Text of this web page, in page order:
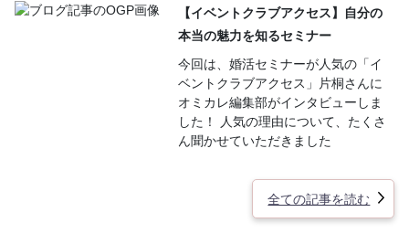
【イベントクラブアクセス】自分の
本当の魅力を知るセミナー
今回は、婚活セミナーが人気の「イ
ベントクラブアクセス」片桐さんに
オミカレ編集部がインタビューしま
した！ 人気の理由について、たくさ
ん聞かせていただきました
全ての記事を読む